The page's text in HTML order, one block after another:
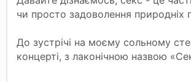
чи просто задоволення природніх
До зустрічі на моєму сольному
концерті, з лаконічною назвою